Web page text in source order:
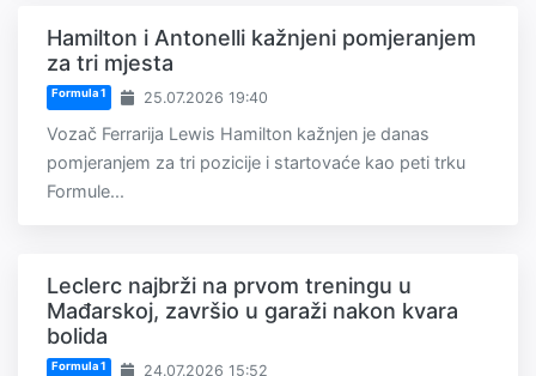
Hamilton i Antonelli kažnjeni pomjeranjem
za tri mjesta
Formula 1 25.07.2026 19:40
Vozač Ferrarija Lewis Hamilton kažnjen je danas
pomjeranjem za tri pozicije i startovaće kao peti trku
Formule...
Leclerc najbrži na prvom treningu u
Mađarskoj, završio u garaži nakon kvara
bolida
Formula 1 24.07.2026 15:52